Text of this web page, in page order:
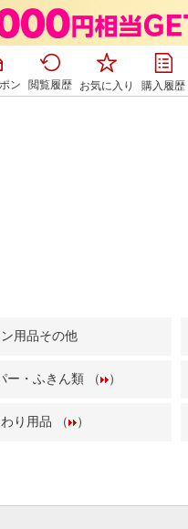
ン 閲覧履歴 お気に入り 購入履歴
用品その他
ー・ふきん類 （ ）
り用品 （ ）